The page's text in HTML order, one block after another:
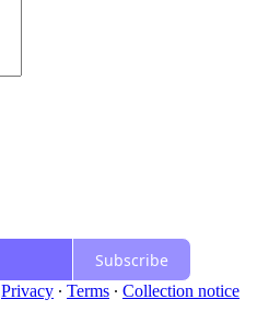
Subscribe
Privacy ∙ Terms ∙ Collection notice